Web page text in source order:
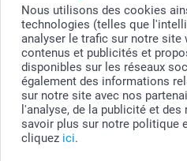
Nous utilisons des cookies
technologies (telles que
analyser le trafic sur notre site
contenus et publicités et
disponibles sur les réseaux
également des informations
sur notre site avec nos
l'analyse, de la publicité et
savoir plus sur notre politique
cliquez ici.
© smartphoto group. Tous droits
smartphoto group SA.
Siège social : Kwatrechtsteenweg
Numéro de TVA BE 0405.706.755
Numéro d'entreprise 0405.706.755.
Coordonnées bancaires: IBAN BE71